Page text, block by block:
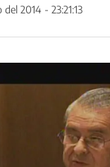
2014 - 23:21:13